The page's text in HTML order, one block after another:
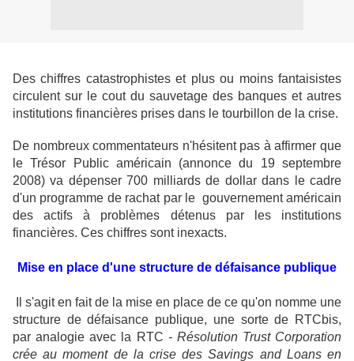
Des chiffres catastrophistes et plus ou moins fantaisistes
circulent sur le cout du sauvetage des banques et autres
institutions financières prises dans le tourbillon de la crise.
De nombreux commentateurs n'hésitent pas à affirmer que
le Trésor Public américain (annonce du 19 septembre
2008) va dépenser 700 milliards de dollar dans le cadre
d'un programme de rachat par le gouvernement américain
des actifs à problèmes détenus par les institutions
financières. Ces chiffres sont inexacts.
Mise en place d'une structure de défaisance publique
Il s'agit en fait de la mise en place de ce qu'on nomme une
structure de défaisance publique, une sorte de RTCbis,
par analogie avec la RTC - Résolution Trust Corporation
crée au moment de la crise des Savings and Loans en